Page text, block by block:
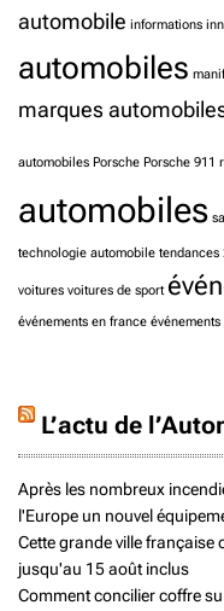
automobile informations
automobiles
marques
automobiles Porsche Porsche 911
automobiles
technologie automobile tendances
voitures voitures de sport
événements en france
L’actu de
Après les nombreux
l'Europe un nouvel
Cette grande ville française
jusqu'au 15 août inclus
Comment concilier coffre